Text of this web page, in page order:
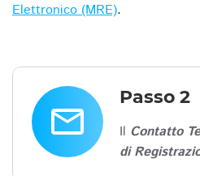
Elettronico (MRE).
email
Passo 2
Il Contatto
di